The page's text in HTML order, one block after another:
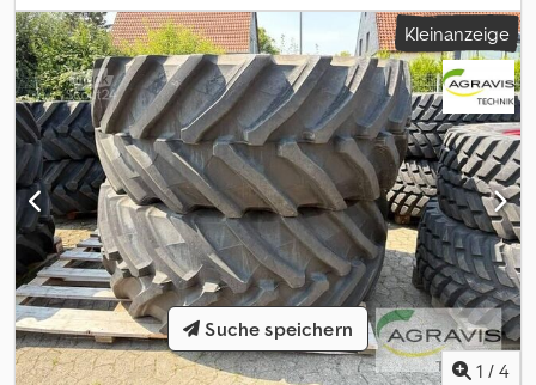
Kleinanzeige
1 / 4
Suche speichern